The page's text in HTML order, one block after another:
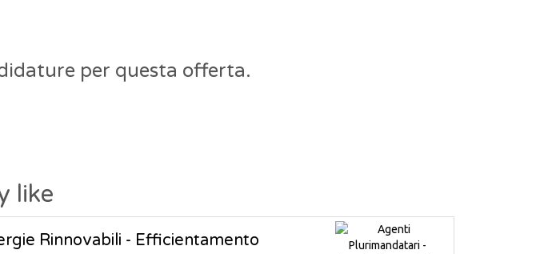
per questa offerta.
like
Rinnovabili - Efficientamento